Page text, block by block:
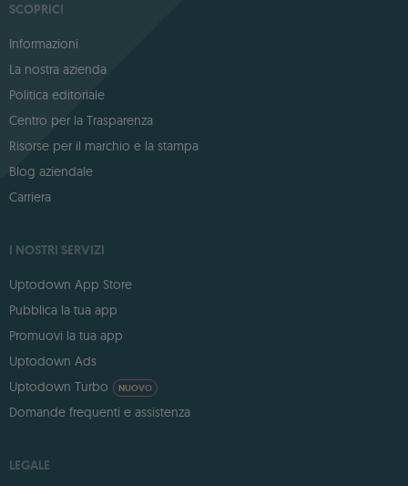
SCOPRICI
Informazioni
La nostra azienda
Politica editoriale
Centro per la Trasparenza
Risorse per il marchio e la stampa
Blog aziendale
Carriera
I NOSTRI SERVIZI
Uptodown App Store
Pubblica la tua app
Promuovi la tua app
Uptodown Ads
Uptodown Turbo
NUOVO
Domande frequenti e assistenza
LEGALE